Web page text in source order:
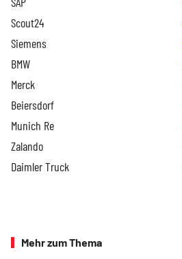
Scout24
Siemens
BMW
Merck
Beiersdorf
Munich Re
Zalando
Daimler Truck
Mehr zum Thema